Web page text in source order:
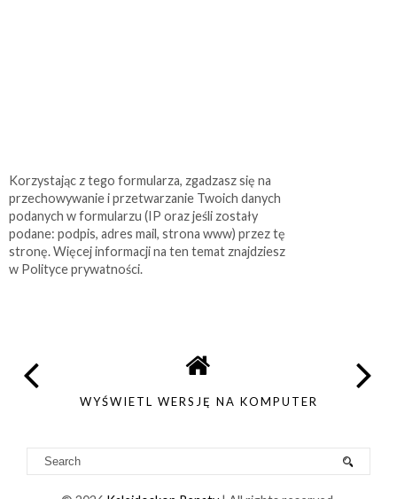
Korzystając z tego formularza, zgadzasz się na
przechowywanie i przetwarzanie Twoich danych
podanych w formularzu (IP oraz jeśli zostały
podane: podpis, adres mail, strona www) przez tę
stronę. Więcej informacji na ten temat znajdziesz
w Polityce prywatności.
WYŚWIETL WERSJĘ NA KOMPUTER